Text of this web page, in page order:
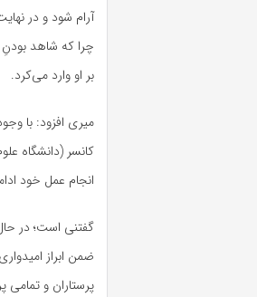
آرام شود و در
چرا که شاهد
بر او وارد می‌کرد.
میری افزود: با
کانسر (دانشگاه
انجام عمل خود ادامه دادند تا در
گفتنی است؛ در
ضمن ابراز
پرستاران و